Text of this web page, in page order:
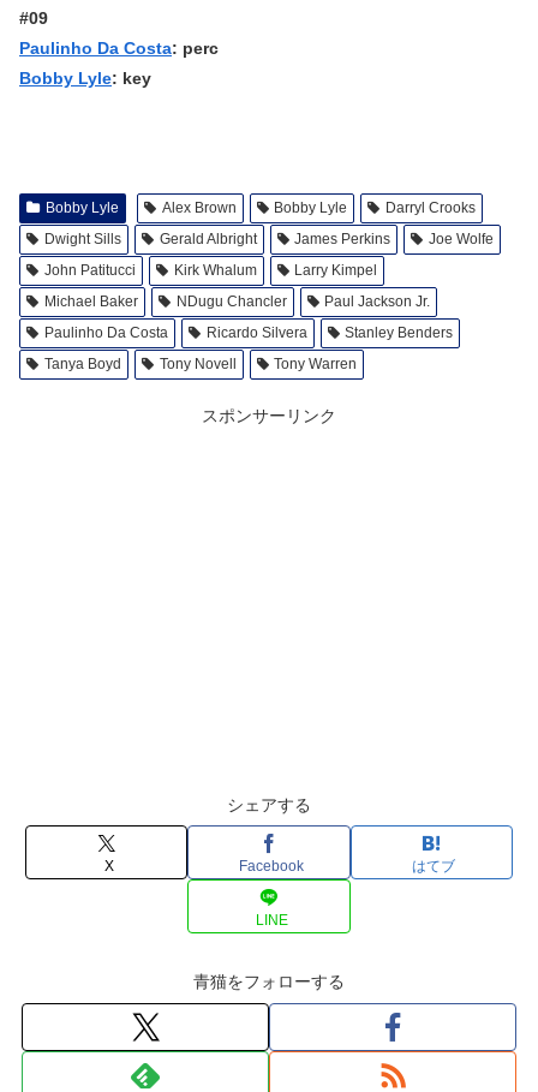
#09
Paulinho Da Costa: perc
Bobby Lyle: key
Bobby Lyle Alex Brown Bobby Lyle
Darryl Crooks
Dwight Sills
Gerald Albright James Perkins
Joe Wolfe
John Patitucci
Kirk Whalum
Larry Kimpel
Michael Baker
NDugu Chancler
Paul Jackson Jr.
Paulinho Da Costa
Ricardo Silvera
Stanley Benders
Tanya Boyd
Tony Novell Tony Warren
スポンサーリンク
シェアする
X Facebook はてブ
LINE
青猫をフォローする